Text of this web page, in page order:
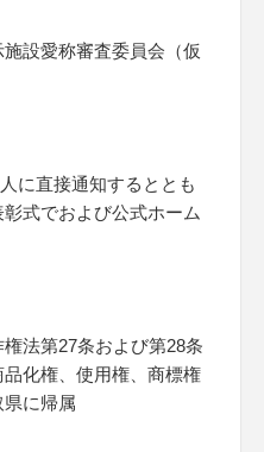
設愛称審査委員会（仮
に直接通知するととも
式でおよび公式ホーム
法第27条および第28条
化権、使用権、商標権
に帰属